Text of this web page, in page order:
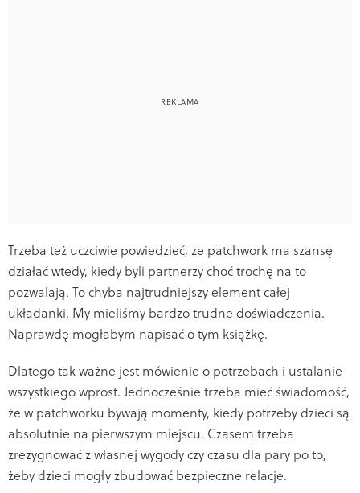
Trzeba też uczciwie powiedzieć, że patchwork ma szansę
działać wtedy, kiedy byli partnerzy choć trochę na to
pozwalają. To chyba najtrudniejszy element całej
układanki. My mieliśmy bardzo trudne doświadczenia.
Naprawdę mogłabym napisać o tym książkę.
Dlatego tak ważne jest mówienie o potrzebach i ustalanie
wszystkiego wprost. Jednocześnie trzeba mieć świadomość,
że w patchworku bywają momenty, kiedy potrzeby dzieci są
absolutnie na pierwszym miejscu. Czasem trzeba
zrezygnować z własnej wygody czy czasu dla pary po to,
żeby dzieci mogły zbudować bezpieczne relacje.